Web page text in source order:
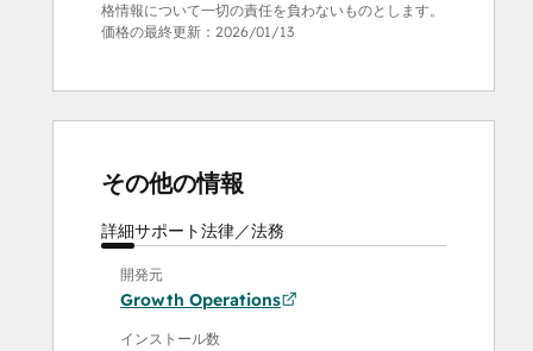
格情報について一切の責任を負わないものとします。
価格の最終更新： 2026/01/13
その他の情報
詳細サポート法律／法務
開発元
Growth Operations
インストール数